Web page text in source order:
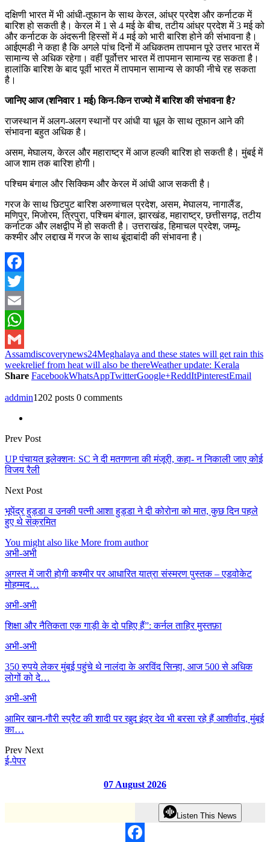
दक्षिणी भारत में भी आंधी-तूफान के साथ केरल, आंध्र प्रदेश और कर्नाटक में
बारिश हो सकती है। केरल में 1 से 4 मई के बीच, तटीय आंध्र प्रदेश में 3 मई को
और कर्नाटक के अंदरूनी हिस्सों में 4 मई को भारी बारिश होने की संभावना है।
आईएमडी ने कहा है कि अगले पांच दिनों में अधिकतम तापमान पूरे उत्तर भारत में
सामान्य से अधिक रहेगा। वहीं पूर्वोत्तर भारत में तापमान सामान्य रह सकता है।
हालांकि बारिश के बाद पूर्वी भारत में तापमान सामान्य से काफी नीचे रह सकता
है।
जानिए आज (शनिवार 1 मई) किन-किन राज्यो में बारिश की संभावना है?
राजस्थान में अलग-अलग स्थानों पर आंधी या धूल के साथ तूफान आने की
संभावना बहुत अधिक है।
असम, मेघालय, केरल और महाराष्ट्र में आज हल्की बारिश हो सकती है। मुंबई में
आज शाम तक बारिश होगी।
पश्चिम बंगाल और सिक्किम और केरल में आंधी आज सकती है।
गरज के साथ छिटपुट बारिश अरुणाचल प्रदेश, असम, मेघालय, नागालैंड,
मणिपुर, मिजोरम, त्रिपुरा, पश्चिम बंगाल, झारखंड, महाराष्ट्र, छत्तीसगढ़, तटीय
कर्नाटक और लक्षद्वीप में हो सकती है। उत्तराखंड, हिमाचल प्रदेश, जम्मू-
कश्मीर और लद्दाख में गरज के साथ बूंदाबांदी की संभावना है।
Facebook
Twitter
Email
WhatsApp
Gmail
Assamdiscoverynews24Meghalaya and these states will get rain this
weekrelief from heat will also be thereWeather update: Kerala
Share FacebookWhatsAppTwitterGoogle+ReddItPinterestEmail
addmin1202 posts 0 comments
Prev Post
UP पंचायत इलेक्शनः SC ने दी मतगणना की मंजूरी, कहा- न निकाली जाए कोई
विजय रैली
Next Post
भूपेंद्र हुड्डा व उनकी पत्नी आशा हुड्डा ने दी कोरोना को मात, कुछ दिन पहले
हुए थे संक्रमित
You might also like More from author
अभी-अभी
अगस्त में जारी होगी कश्मीर पर आधारित यात्रा संस्मरण पुस्तक – एडवोकेट
मोहम्मद…
अभी-अभी
शिक्षा और नैतिकता एक गाड़ी के दो पहिए हैं”: कर्नल ताहिर मुस्तफ़ा
अभी-अभी
350 रुपये लेकर मुंबई पहुंचे थे नालंदा के अरविंद सिन्हा, आज 500 से अधिक
लोगों को दे…
अभी-अभी
आमिर खान-गौरी स्प्रैट की शादी पर खुद इंद्र देव भी बरसा रहे हैं आशीर्वाद, मुंबई
का…
Prev Next
ई-पेपर
07 August 2026
Listen This News